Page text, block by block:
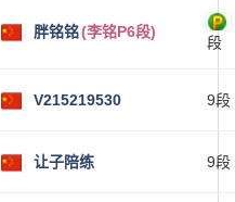
胖铭铭(李铭P6段)
段
V215219530 9段
让子陪练 9段